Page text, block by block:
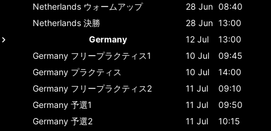
Netherlands ウォームアップ 28 Jun 08:40
Netherlands 決勝 28 Jun 13:00
Germany
12 Jul
13:00
Germany フリープラクティス1 10 Jul
09:45
Germany プラクティス 10 Jul
14:00
Germany フリープラクティス2 11 Jul
09:10
Germany 予選1 11 Jul
09:50
Germany 予選2 11 Jul
10:15